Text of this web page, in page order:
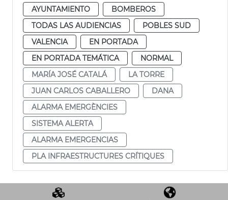
AYUNTAMIENTO
BOMBEROS
TODAS LAS AUDIENCIAS
POBLES SUD
VALENCIA
EN PORTADA
EN PORTADA TEMÁTICA
NORMAL
MARÍA JOSÉ CATALÁ
LA TORRE
JUAN CARLOS CABALLERO
DANA
ALARMA EMERGÈNCIES
SISTEMA ALERTA
ALARMA EMERGENCIAS
PLA INFRAESTRUCTURES CRÍTIQUES